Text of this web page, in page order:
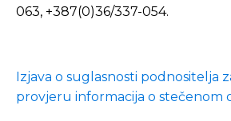
063, +387(0)36/337-054.
Izjava o suglasnosti podnositelja
provjeru informacija o stečenom